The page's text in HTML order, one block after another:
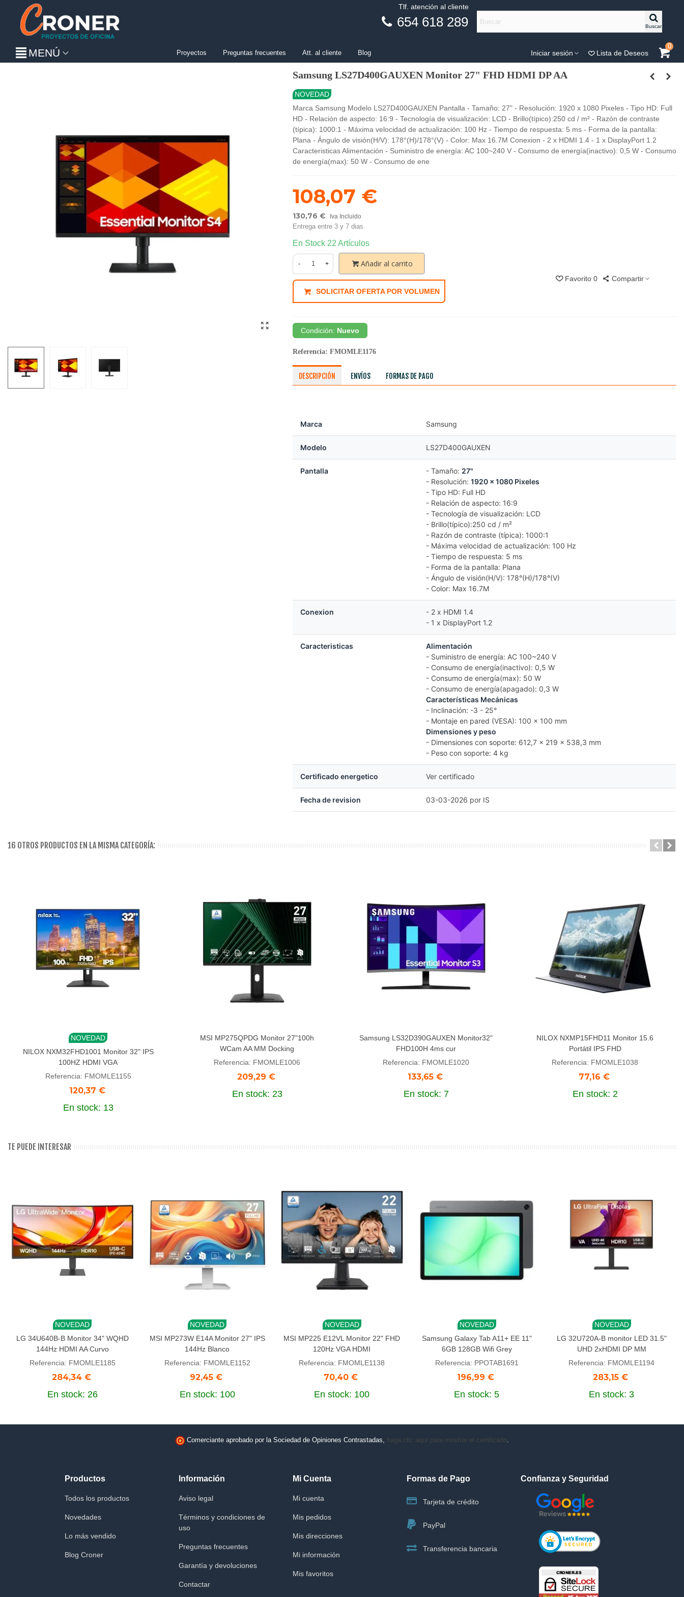
Tlf. atención al cliente
654 618 289 Buscar
MENÚ Proyectos Preguntas frecuentes Att. al cliente Blog Iniciar sesión Lista de Deseos
0
Samsung LS27D400GAUXEN Monitor 27" FHD HDMI DP AA
NOVEDAD
Marca Samsung Modelo LS27D400GAUXEN Pantalla - Tamaño: 27" - Resolución: 1920 x 1080 Pixeles - Tipo HD: Full
HD - Relación de aspecto: 16:9 - Tecnología de visualización: LCD - Brillo(típico):250 cd / m² - Razón de contraste
(típica): 1000:1 - Máxima velocidad de actualización: 100 Hz - Tiempo de respuesta: 5 ms - Forma de la pantalla:
Plana - Ángulo de visión(H/V): 178°(H)/178°(V) - Color: Max 16.7M Conexion - 2 x HDMI 1.4 - 1 x DisplayPort 1.2
Caracteristicas Alimentación - Suministro de energía: AC 100~240 V - Consumo de energía(inactivo): 0,5 W - Consumo
de energía(max): 50 W - Consumo de ene
108,07 €
130,76 € Iva Incluido
Entrega entre 3 y 7 dias
En Stock 22 Artículos
- + Añadir al carrito
SOLICITAR OFERTA POR VOLUMEN
Favorito 0 Compartir
Condición: Nuevo
Referencia: FMOMLE1176
DESCRIPCIÓN ENVÍOS FORMAS DE PAGO
Marca Samsung
Modelo LS27D400GAUXEN
Pantalla - Tamaño: 27"
- Resolución: 1920 x 1080 Pixeles
- Tipo HD: Full HD
- Relación de aspecto: 16:9
- Tecnología de visualización: LCD
- Brillo(típico):250 cd / m²
- Razón de contraste (típica): 1000:1
- Máxima velocidad de actualización: 100 Hz
- Tiempo de respuesta: 5 ms
- Forma de la pantalla: Plana
- Ángulo de visión(H/V): 178°(H)/178°(V)
- Color: Max 16.7M
Conexion
- 2 x HDMI 1.4
- 1 x DisplayPort 1.2
Caracteristicas
Alimentación
- Suministro de energía: AC 100~240 V
- Consumo de energía(inactivo): 0,5 W
- Consumo de energía(max): 50 W
- Consumo de energía(apagado): 0,3 W
Características Mecánicas
- Inclinación: -3 - 25°
- Montaje en pared (VESA): 100 x 100 mm
Dimensiones y peso
- Dimensiones con soporte: 612,7 x 219 x 538,3 mm
- Peso con soporte: 4 kg
Certificado energetico Ver certificado
Fecha de revision 03-03-2026 por IS
16 OTROS PRODUCTOS EN LA MISMA CATEGORÍA:
Añadir al carrito
NOVEDAD
NILOX NXM32FHD1001 Monitor 32" IPS
100HZ HDMI VGA
Referencia: FMOMLE1155
120,37 €
En stock: 13
Añadir al carrito
MSI MP275QPDG Monitor 27"100h
WCam AA MM Docking
Referencia: FMOMLE1006
209,29 €
En stock: 23
Añadir al carrito
Samsung LS32D390GAUXEN Monitor32"
FHD100H 4ms cur
Referencia: FMOMLE1020
133,65 €
En stock: 7
Añadir al carrito
NILOX NXMP15FHD11 Monitor 15.6
Portátil IPS FHD
Referencia: FMOMLE1038
77,16 €
En stock: 2
TE PUEDE INTERESAR
Añadir al carrito
NOVEDAD
LG 34U640B-B Monitor 34" WQHD
144Hz HDMI AA Curvo
Referencia: FMOMLE1185
284,34 €
En stock: 26
Añadir al carrito
NOVEDAD
MSI MP273W E14A Monitor 27" IPS
144Hz Blanco
Referencia: FMOMLE1152
92,45 €
En stock: 100
Añadir al carrito
NOVEDAD
MSI MP225 E12VL Monitor 22" FHD
120Hz VGA HDMI
Referencia: FMOMLE1138
70,40 €
En stock: 100
Añadir al carrito
NOVEDAD
Samsung Galaxy Tab A11+ EE 11"
6GB 128GB Wifi Grey
Referencia: PPOTAB1691
196,99 €
En stock: 5
Añadir al carrito
NOVEDAD
LG 32U720A-B monitor LED 31.5"
UHD 2xHDMI DP MM
Referencia: FMOMLE1194
283,15 €
En stock: 3
Comerciante aprobado por la Sociedad de Opiniones Contrastadas, haga clic aquí para mostrar el certificado
Productos
Todos los productos
Novedades
Lo más vendido
Blog Croner
Información
Aviso legal
Términos y condiciones de
uso
Preguntas frecuentes
Garantía y devoluciones
Contactar
Mi Cuenta
Mi cuenta
Mis pedidos
Mis direcciones
Mi información
Mis favoritos
Formas de Pago
Tarjeta de crédito
PayPal
Transferencia bancaria
Confianza y Seguridad